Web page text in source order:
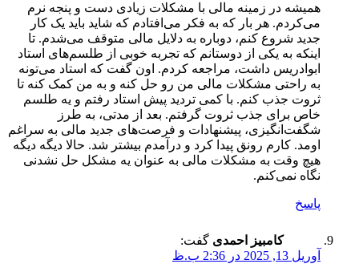
همیشه در زمینه مالی با مشکلات زیادی دست و پنجه نرم
می‌کردم. هر بار که به فکر می‌افتادم که شاید باید یک کار
جدید شروع کنم، دوباره به دلایل مالی متوقف می‌شدم. تا
اینکه به یکی از دوستانم که تجربه خوبی از طلسم‌های استاد
ابوادریس داشت، مراجعه کردم. اون گفت که استاد می‌تونه
به راحتی مشکلات مالی من رو حل کنه و به من کمک کنه تا
ثروت جذب کنم. با کمی تردید پیش استاد رفتم و یه طلسم
خاص برای جذب ثروت گرفتم. بعد از مدتی، به طرز
شگفت‌انگیزی، پیشنهادات و فرصت‌های جدید مالی به سراغم
اومد. کارم رونق پیدا کرد و درآمدم بیشتر شد. حالا دیگه دیگه
هیچ وقت به مشکلات مالی به عنوان یه مشکل حل نشدنی
نگاه نمی‌کنم.
پاسخ
کامبیز احمدی گفت:
آوریل 13, 2025 در 2:36 ب.ظ